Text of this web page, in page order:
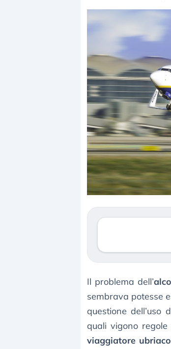
Il problema dell’
sembrava potesse
questione
quali vigono
viaggiatore